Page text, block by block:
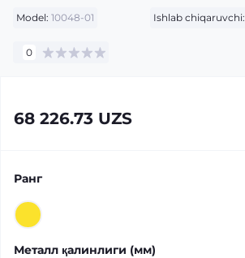
Model: 10048-01 Ishlab chiqaruvchi:
0
68 226.73 UZS
Ранг
Металл қалинлиги (мм)